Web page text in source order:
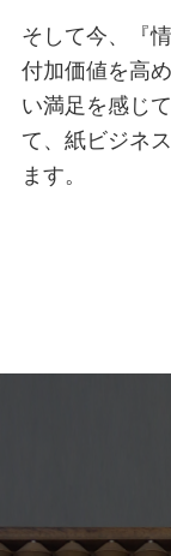
そして今、『
付加価値を高め
い満足を感じ
て、 紙ビジネ
ます。